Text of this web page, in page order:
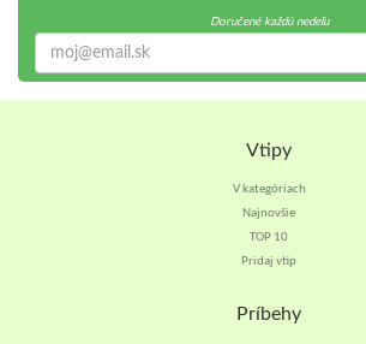
Doručené každú nedeľu
Vtipy
V kategóriach
Najnovšie
TOP 10
Pridaj vtip
Príbehy